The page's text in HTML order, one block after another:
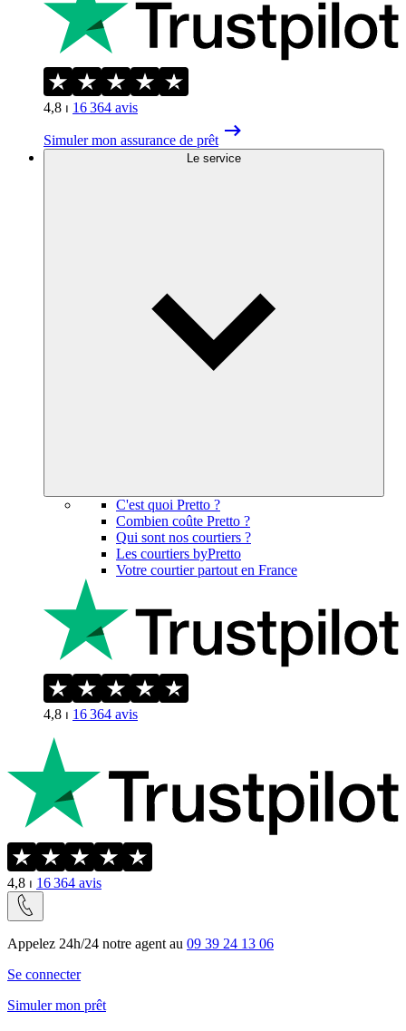
4,8 ⏐ 16 364 avis
Simuler mon assurance de prêt
Le service
C'est quoi Pretto ?
Combien coûte Pretto ?
Qui sont nos courtiers ?
Les courtiers byPretto
Votre courtier partout en France
4,8 ⏐ 16 364 avis
4,8 ⏐ 16 364 avis
Appelez 24h/24 notre agent au 09 39 24 13 06
Se connecter
Simuler mon prêt